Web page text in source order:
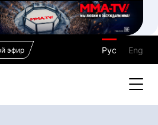
эфир Рус Eng